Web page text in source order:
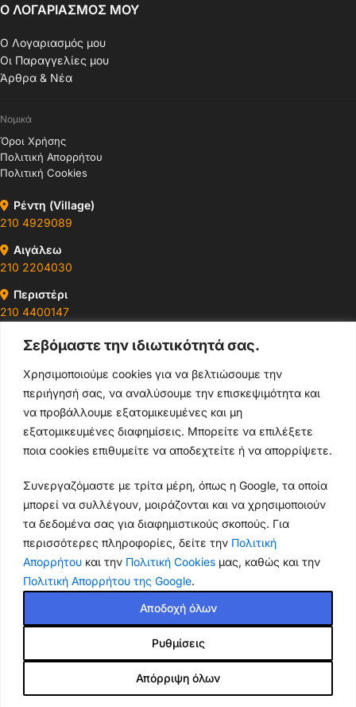
Σεβόμαστε την ιδιωτικότητά σας.
Χρησιμοποιούμε cookies για να βελτιώσουμε την
περιήγησή σας, να αναλύσουμε την επισκεψιμότητα και
να προβάλλουμε εξατομικευμένες και μη
εξατομικευμένες διαφημίσεις. Μπορείτε να επιλέξετε
ποια cookies επιθυμείτε να αποδεχτείτε ή να απορρίψετε.
Συνεργαζόμαστε με τρίτα μέρη, όπως η Google, τα οποία
μπορεί να συλλέγουν, μοιράζονται και να χρησιμοποιούν
τα δεδομένα σας για διαφημιστικούς σκοπούς. Για
περισσότερες πληροφορίες, δείτε την Πολιτική
Απορρήτου και την Πολιτική Cookies μας, καθώς και την
Πολιτική Απορρήτου της Google.
Ρυθμίσεις
Απόρριψη όλων
Αποδοχή όλων
Ο ΛΟΓΑΡΙΑΣΜΟΣ ΜΟΥ
Ο Λογαριασμός μου
Οι Παραγγελίες μου
Άρθρα & Νέα
Νομικά
Όροι Χρήσης
Πολιτική Απορρήτου
Πολιτική Cookies
Ρέντη (Village)
210 4929089
Αιγάλεω
210 2204030
Περιστέρι
210 4400147
Ωράρια & Διευθύνσεις →
210 4929089
Κεντρικό τηλέφωνο
info@thikishop.gr
Δευ - Σάβ: 10:00 - 21:00
ΔΩΡΕΑΝ ΑΠΟΣΤΟΛΗ
για παραγγελίες άνω των 35€
Copyright 2025 Powered by ThikiShop.
Cart
My account
Θήκη Xiaomi Redmi Note 13
Magnetic Ring Kickstand /
Μαγνητικό δαχτυλίδι / Βάση
12.50€
10.99
Τιμή